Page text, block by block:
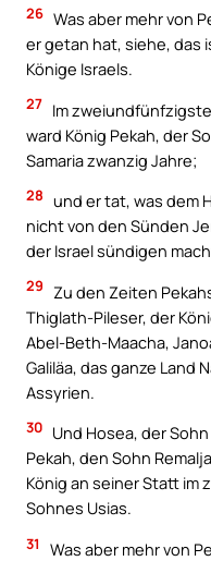
26 Was aber mehr von
er getan hat, siehe, das
Könige Israels.
27 Im
ward König Pekah, der
Samaria zwanzig Jahre;
28 und er tat, was dem
nicht von den Sünden
der Israel sündigen
29
Zu den Zeiten
Thiglath-Pileser, der
Abel-Beth-Maacha,
Galiläa, das ganze Land
Assyrien.
30 Und Hosea, der
Pekah, den Sohn
König an seiner Statt im
Sohnes Usias.
31
Was aber mehr von